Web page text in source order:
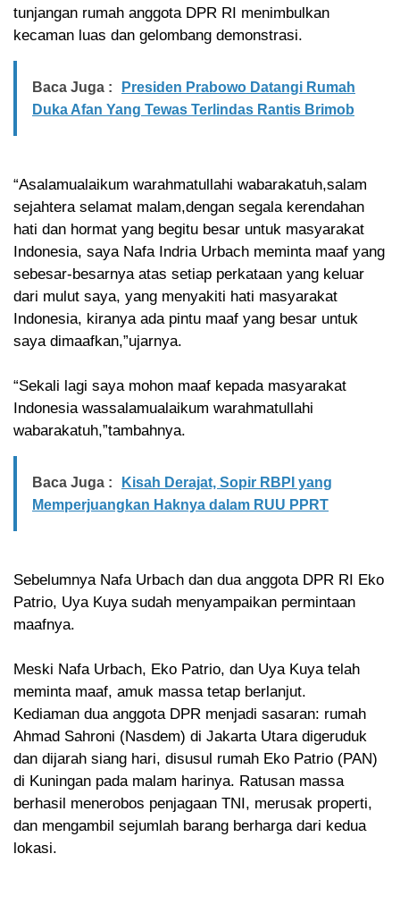
tunjangan rumah anggota DPR RI menimbulkan
kecaman luas dan gelombang demonstrasi.
Baca Juga :
Presiden Prabowo Datangi Rumah
Duka Afan Yang Tewas Terlindas Rantis Brimob
“Asalamualaikum warahmatullahi wabarakatuh,salam
sejahtera selamat malam,dengan segala kerendahan
hati dan hormat yang begitu besar untuk masyarakat
Indonesia, saya Nafa Indria Urbach meminta maaf yang
sebesar-besarnya atas setiap perkataan yang keluar
dari mulut saya, yang menyakiti hati masyarakat
Indonesia, kiranya ada pintu maaf yang besar untuk
saya dimaafkan,”ujarnya.
“Sekali lagi saya mohon maaf kepada masyarakat
Indonesia wassalamualaikum warahmatullahi
wabarakatuh,”tambahnya.
Baca Juga :
Kisah Derajat, Sopir RBPI yang
Memperjuangkan Haknya dalam RUU PPRT
Sebelumnya Nafa Urbach dan dua anggota DPR RI Eko
Patrio, Uya Kuya sudah menyampaikan permintaan
maafnya.
Meski Nafa Urbach, Eko Patrio, dan Uya Kuya telah
meminta maaf, amuk massa tetap berlanjut.
Kediaman dua anggota DPR menjadi sasaran: rumah
Ahmad Sahroni (Nasdem) di Jakarta Utara digeruduk
dan dijarah siang hari, disusul rumah Eko Patrio (PAN)
di Kuningan pada malam harinya. Ratusan massa
berhasil menerobos penjagaan TNI, merusak properti,
dan mengambil sejumlah barang berharga dari kedua
lokasi.